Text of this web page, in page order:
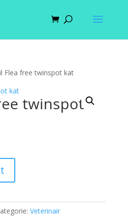
Flea free twinspot kat
twinspot
Veterinair